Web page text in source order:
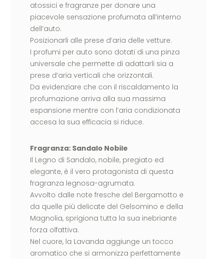
atossici e fragranze per donare una
piacevole sensazione profumata all’interno
dell’auto.
Posizionarli alle prese d’aria delle vetture.
I profumi per auto sono dotati di una pinza
universale che permette di adattarli sia a
prese d’aria verticali che orizzontali.
Da evidenziare che con il riscaldamento la
profumazione arriva alla sua massima
espansione mentre con l’aria condizionata
accesa la sua efficacia si riduce.
Fragranza: Sandalo Nobile
Il Legno di Sandalo, nobile, pregiato ed
elegante, è il vero protagonista di questa
fragranza legnosa-agrumata.
Avvolto dalle note fresche del Bergamotto e
da quelle più delicate del Gelsomino e della
Magnolia, sprigiona tutta la sua inebriante
forza olfattiva.
Nel cuore, la Lavanda aggiunge un tocco
aromatico che si armonizza perfettamente